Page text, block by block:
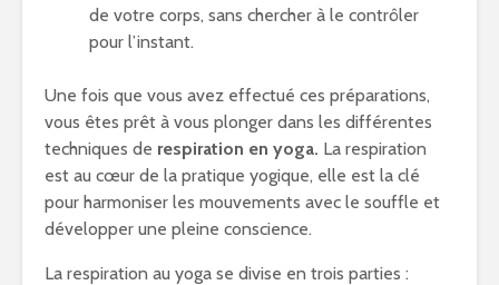
de votre corps, sans chercher à le contrôler
pour l’instant.
Une fois que vous avez effectué ces préparations,
vous êtes prêt à vous plonger dans les différentes
techniques de respiration en yoga. La respiration
est au cœur de la pratique yogique, elle est la clé
pour harmoniser les mouvements avec le souffle et
développer une pleine conscience.
La respiration au yoga se divise en trois parties :